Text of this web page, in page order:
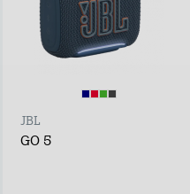
JBL
GO 5